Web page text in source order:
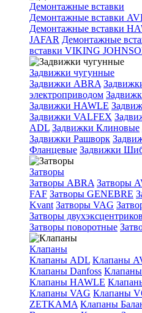
Демонтажные вставки
Демонтажные вставки
Демонтажные вставки
JAFAR Демонтажные
вставки VIKING
Задвижки чугунные
Задвижки ABRA
электроприводом
Задвижки HAWLE
Задвижки VALFEX
ADL Задвижки Клиновые
Задвижки Рашворк
Фланцевые Задвижки
Затворы
Затворы ABRA Затворы
FAF Затворы GENEBRE
Kvant Затворы VAG
Затворы
Затворы поворотные
Клапаны
Клапаны ADL Клапаны
Клапаны Danfoss
Клапаны HAWLE
Клапаны VAG Клапаны
ZETKAMA Клапаны